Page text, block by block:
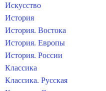
Искусство
История
История. Востока
История. Европы
История. России
Классика
Классика. Русская